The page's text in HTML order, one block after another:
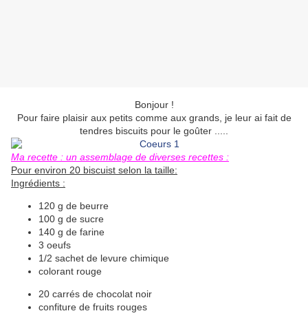
Bonjour !
Pour faire plaisir aux petits comme aux grands, je leur ai fait de
tendres biscuits pour le goûter .....
Ma recette : un assemblage de diverses recettes :
Pour environ 20 biscuist selon la taille:
Ingrédients :
120 g de beurre
100 g de sucre
140 g de farine
3 oeufs
1/2 sachet de levure chimique
colorant rouge
20 carrés de chocolat noir
confiture de fruits rouges